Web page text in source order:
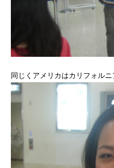
同じくアメリカはカリフォル